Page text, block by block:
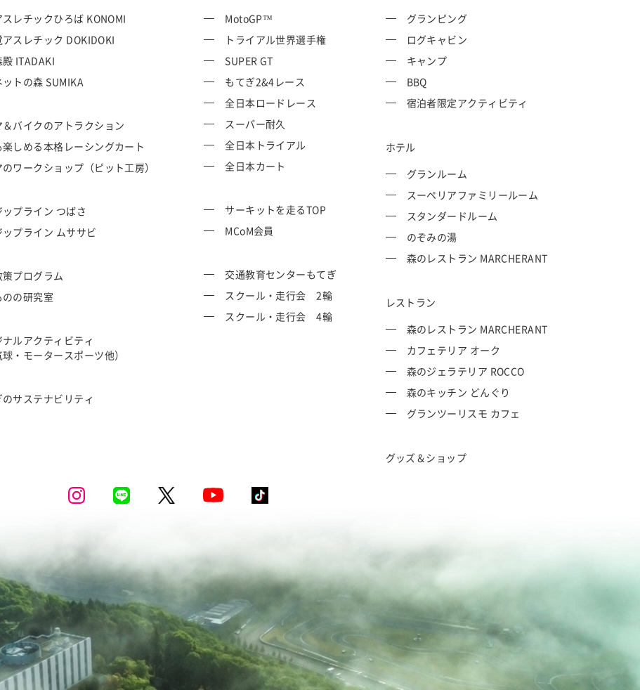
スレチックひろば KONOMI
スレチック DOKIDOKI
ITADAKI
ットの森 SUMIKA
＆バイクのアトラクション
楽しめる本格レーシングカート
ワークショップ（ピット工房）
ップライン つばさ
プライン ムササビ
プログラム
のの研究室
ナルアクティビティ
球・モータースポーツ他）
のサステナビリティ
MotoGP™
トライアル世界選手権
SUPER GT
もてぎ2&4レース
全日本ロードレース
スーパー耐久
全日本トライアル
全日本カート
サーキットを走るTOP
MCoM会員
交通教育センターもてぎ
スクール・走行会 2輪
スクール・走行会 4輪
グランピング
ログキャビン
キャンプ
BBQ
宿泊者限定アクティビティ
ホテル
グランルーム
スーペリアファミリールーム
スタンダードルーム
のぞみの湯
森のレストラン MARCHERANT
レストラン
森のレストラン MARCHERANT
カフェテリア オーク
森のジェラテリア ROCCO
森のキッチン どんぐり
グランツーリスモ カフェ
グッズ＆ショップ